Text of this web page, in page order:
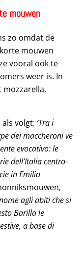
mouwen
zo omdat de
mouwen
vooral ook te
weer is. In
mozzarella,
als volgt: ‘Tra i
dei maccheroni ve
evocativo: le
dell’Italia centro-
in Emilia
agli abiti che si
Barilla le
a base di